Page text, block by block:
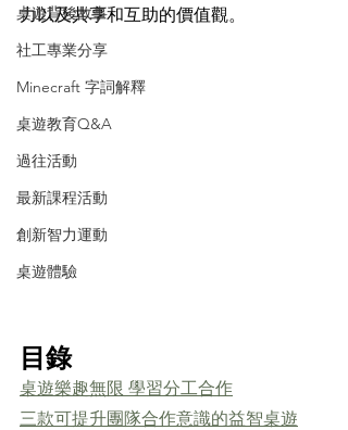
桌遊背後故事
社工專業分享
Minecraft 字詞解釋
桌遊教育Q&A
過往活動
最新課程活動
創新智力運動
桌遊體驗
力以及共享和互助的價值觀。
目錄
桌遊樂趣無限 學習分工合作
三款可提升團隊合作意識的益智桌遊